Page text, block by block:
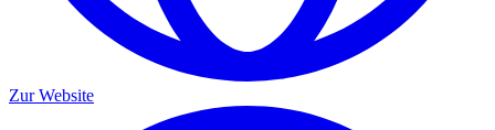
Zur Website